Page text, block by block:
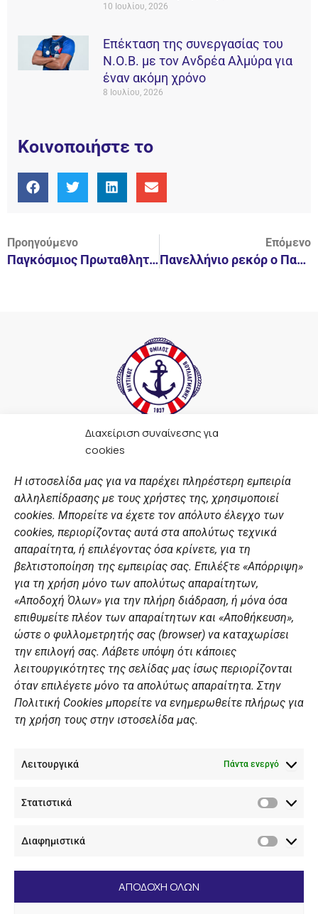
Διαχείριση συναίνεσης για
cookies
Η ιστοσελίδα μας για να παρέχει πληρέστερη εμπειρία
αλληλεπίδρασης με τους χρήστες της, χρησιμοποιεί
cookies. Μπορείτε να έχετε τον απόλυτο έλεγχο των
cookies, περιορίζοντας αυτά στα απολύτως τεχνικά
απαραίτητα, ή επιλέγοντας όσα κρίνετε, για τη
βελτιστοποίηση της εμπειρίας σας. Επιλέξτε «Απόρριψη»
για τη χρήση μόνο των απολύτως απαραίτητων,
«Αποδοχή Όλων» για την πλήρη διάδραση, ή μόνα όσα
επιθυμείτε πλέον των απαραίτητων και «Αποθήκευση»,
ώστε ο φυλλομετρητής σας (browser) να καταχωρίσει
την επιλογή σας. Λάβετε υπόψη ότι κάποιες
λειτουργικότητες της σελίδας μας ίσως περιορίζονται
όταν επιλέγετε μόνο τα απολύτως απαραίτητα. Στην
Πολιτική Cookies μπορείτε να ενημερωθείτε πλήρως για
τη χρήση τους στην ιστοσελίδα μας.
Λειτουργικά Πάντα ενεργό
Στατιστικά
Διαφημιστικά
ΑΠΟΔΟΧΗ ΟΛΩΝ
10 Ιουλίου, 2026
Επέκταση της συνεργασίας του
Ν.Ο.Β. με τον Ανδρέα Αλμύρα για
έναν ακόμη χρόνο
8 Ιουλίου, 2026
Κοινοποιήστε το
Προηγούμενο
Παγκόσμιος Πρωταθλητής Laser U19 για 3η συνεχόμενη χρονιά ο Παπαδημητρίου!
Επόμενο
Πανελλήνιο ρεκόρ ο Παύλος Ναθαναήλ
F
a
e
b
o
o
k
t
a
g
r
a
m
t
u
b
e
n
k
e
d
i
n
ΣΎΝΔΕΣΜΟΙ
Αθλητικές σχολές
Διάπλους
Χορηγοί
Summer Camp
ΠΡΟΣΩΠΙΚΑ ΔΕΔΟΜΕΝΑ
Πολιτική Ιστοσελίδας
Πολιτική Cookies Iστοσελίδας
Γενική Πολιτική ΝΟΒ
Ενημέρωση Summer Camp
ΕΠΙΚΟΙΝΩΝΊΑ
+30 210 89 62 416
Ναυτικός Όμιλος Βουλιαγμένης Λαιμός Βουλιαγμένης